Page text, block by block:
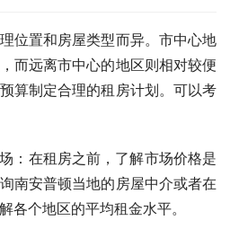
位置和房屋类型而异。市中心地
而远离市中心的地区则相对较便
算制定合理的租房计划。可以考
：在租房之前，了解市场价格是
南安普顿当地的房屋中介或者在
各个地区的平均租金水平。